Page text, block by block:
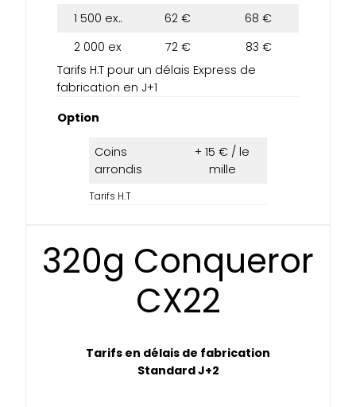
1 500 ex..
62 €
68 €
2 000 ex
72 €
83 €
Tarifs H.T pour un délais Express de
fabrication en J+1
Option
Coins
arrondis
+ 15 € / le
mille
Tarifs H.T
320g Conqueror
CX22
Tarifs en délais de fabrication
Standard J+2